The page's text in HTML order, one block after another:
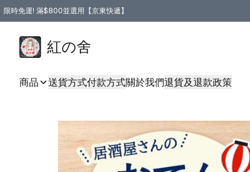
限時免運! 滿$800並選用【京東快遞】
紅の舍
商品 送貨方式付款方式關於我們退貨及退款政策